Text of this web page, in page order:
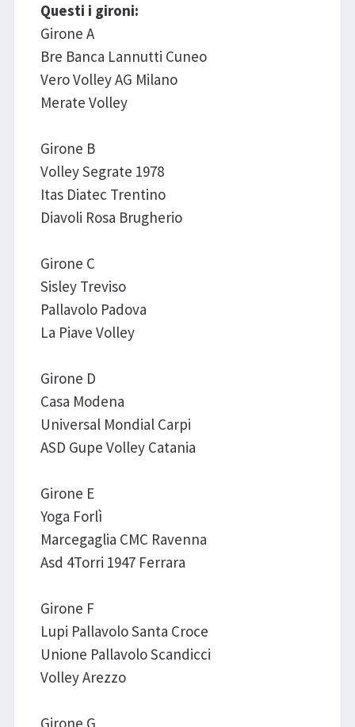
Questi i gironi:
Girone A
Bre Banca Lannutti Cuneo
Vero Volley AG Milano
Merate Volley
Girone B
Volley Segrate 1978
Itas Diatec Trentino
Diavoli Rosa Brugherio
Girone C
Sisley Treviso
Pallavolo Padova
La Piave Volley
Girone D
Casa Modena
Universal Mondial Carpi
ASD Gupe Volley Catania
Girone E
Yoga Forlì
Marcegaglia CMC Ravenna
Asd 4Torri 1947 Ferrara
Girone F
Lupi Pallavolo Santa Croce
Unione Pallavolo Scandicci
Volley Arezzo